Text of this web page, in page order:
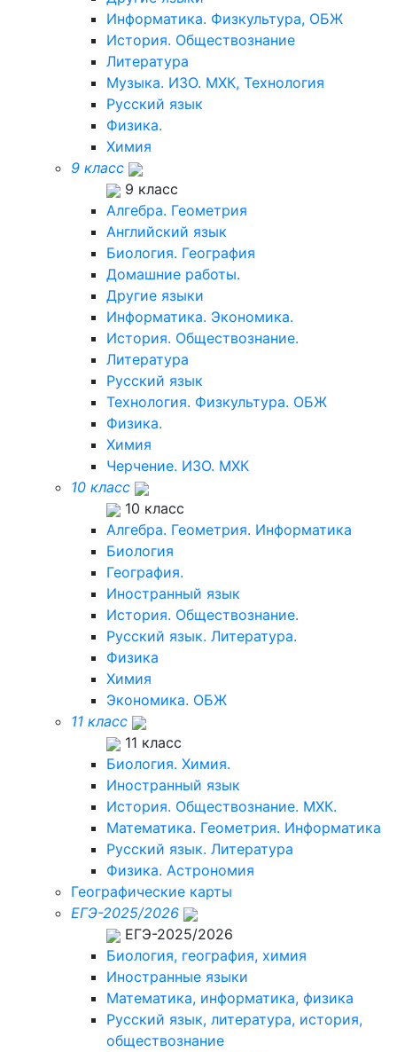
Информатика. Физкультура, ОБЖ
История. Обществознание
Литература
Музыка. ИЗО. МХК, Технология
Русский язык
Физика.
Химия
9 класс
9 класс
Алгебра. Геометрия
Английский язык
Биология. География
Домашние работы.
Другие языки
Информатика. Экономика.
История. Обществознание.
Литература
Русский язык
Технология. Физкультура. ОБЖ
Физика.
Химия
Черчение. ИЗО. МХК
10 класс
10 класс
Алгебра. Геометрия. Информатика
Биология
География.
Иностранный язык
История. Обществознание.
Русский язык. Литература.
Физика
Химия
Экономика. ОБЖ
11 класс
11 класс
Биология. Химия.
Иностранный язык
История. Обществознание. МХК.
Математика. Геометрия. Информатика
Русский язык. Литература
Физика. Астрономия
Географические карты
ЕГЭ-2025/2026
ЕГЭ-2025/2026
Биология, география, химия
Иностранные языки
Математика, информатика, физика
Русский язык, литература, история,
обществознание